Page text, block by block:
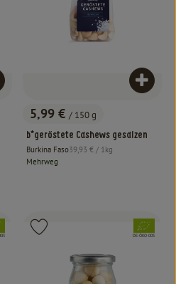
zum Warenkorb hinzufügen
, Preis:
5,99 € / 150 g
b*geröstete Cashews gesalzen
, Herkunft:
Burkina Faso, Referenzpreis:
39,93 € / 1kg
Mehrweg
, Verband:
, Kontrollstelle:
DE-ÖKO-005
Produkt zu Favouriten hinzufügen